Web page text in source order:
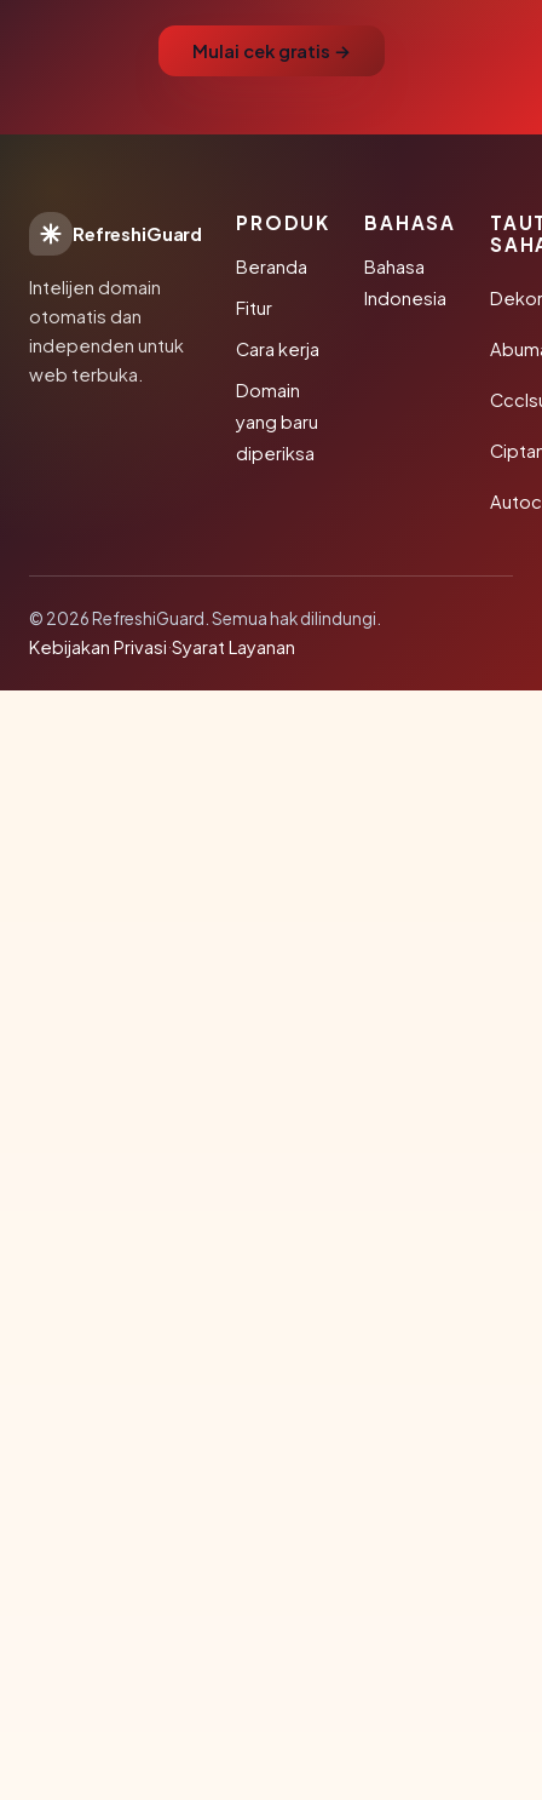
Mulai cek gratis →
RefreshiGuard
Intelijen domain
otomatis dan
independen untuk
web terbuka.
PRODUK
Beranda
Fitur
Cara kerja
Domain
yang baru
diperiksa
BAHASA
Bahasa
Indonesia
© 2026 RefreshiGuard. Semua hak dilindungi.
Kebijakan Privasi·Syarat Layanan